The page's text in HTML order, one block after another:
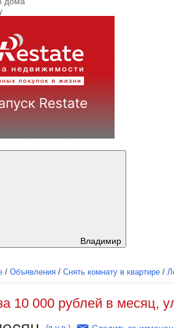
Владимир
/ Объявления / Снять комнату в квартире /
10 000 рублей в месяц,